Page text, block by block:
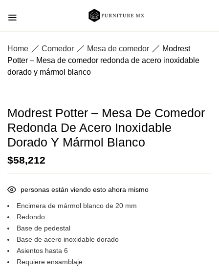
Home Comedor Mesa de comedor
Modrest
Potter – Mesa de comedor redonda de acero inoxidable
dorado y mármol blanco
Modrest Potter – Mesa De Comedor
Redonda De Acero Inoxidable
Dorado Y Mármol Blanco
$58,212
personas están viendo esto ahora mismo
Encimera de mármol blanco de 20 mm
Redondo
Base de pedestal
Base de acero inoxidable dorado
Asientos hasta 6
Requiere ensamblaje